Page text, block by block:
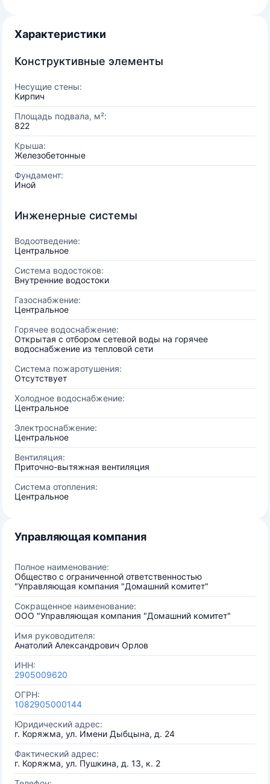
Характеристики
Конструктивные элементы
Несущие стены:
Кирпич
Площадь подвала, м²:
822
Крыша:
Железобетонные
Фундамент:
Иной
Инженерные системы
Водоотведение:
Центральное
Система водостоков:
Внутренние водостоки
Газоснабжение:
Центральное
Горячее водоснабжение:
Открытая с отбором сетевой воды на горячее
водоснабжение из тепловой сети
Система пожаротушения:
Отсутствует
Холодное водоснабжение:
Центральное
Электроснабжение:
Центральное
Вентиляция:
Приточно-вытяжная вентиляция
Система отопления:
Центральное
Управляющая компания
Полное наименование:
Общество с ограниченной ответственностью
"Управляющая компания "Домашний комитет"
Сокращенное наименование:
ООО "Управляющая компания "Домашний комитет"
Имя руководителя:
Анатолий Александрович Орлов
ИНН:
2905009620
ОГРН:
1082905000144
Юридический адрес:
г. Коряжма, ул. Имени Дыбцына, д. 24
Фактический адрес:
г. Коряжма, ул. Пушкина, д. 13, к. 2